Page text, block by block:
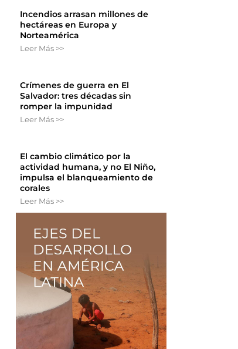
Incendios arrasan millones de
hectáreas en Europa y
Norteamérica
Leer Más >>
Crímenes de guerra en El
Salvador: tres décadas sin
romper la impunidad
Leer Más >>
El cambio climático por la
actividad humana, y no El Niño,
impulsa el blanqueamiento de
corales
Leer Más >>